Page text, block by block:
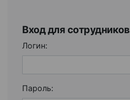
Вход для сотрудников
Логин:
Пароль: